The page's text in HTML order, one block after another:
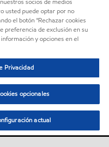
socios de medios
usted puede optar por no
el botón "Rechazar cookies
preferencia de exclusión en su
y opciones en el
Privacidad
opcionales
actual